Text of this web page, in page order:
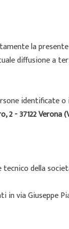
la
diffusione a
identificate o
2 - 37122 Verona
della
in via Giuseppe